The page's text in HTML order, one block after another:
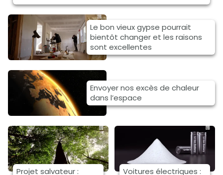
Le bon vieux gypse pourrait
bientôt changer et les raisons
sont excellentes
Envoyer nos excès de chaleur
dans l’espace
Projet salvateur :
Voitures électriques :